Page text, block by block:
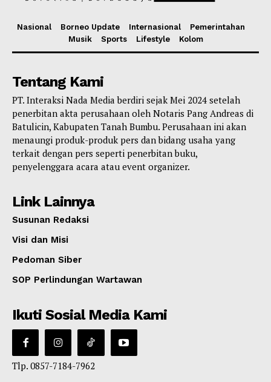
Nasional Borneo Update Internasional
Pemerintahan
Musik
Sports Lifestyle Kolom
Tentang Kami
PT. Interaksi Nada Media berdiri sejak Mei 2024 setelah
penerbitan akta perusahaan oleh Notaris Pang Andreas di
Batulicin, Kabupaten Tanah Bumbu. Perusahaan ini akan
menaungi produk-produk pers dan bidang usaha yang
terkait dengan pers seperti penerbitan buku,
penyelenggara acara atau event organizer.
Link Lainnya
Susunan Redaksi
Visi dan Misi
Pedoman Siber
SOP Perlindungan Wartawan
Ikuti Sosial Media Kami
Tlp. 0857-7184-7962